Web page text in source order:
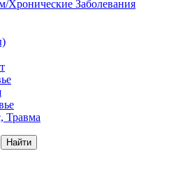
Хронические Заболевания
Травма
Найти